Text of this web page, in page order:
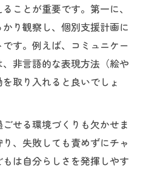
ことが重要です。第一に、
り観察し、個別支援計画に
す。例えば、コミュニケー
非言語的な表現方法（絵や
取り入れると良いでしょ
せる環境づくりも欠かせま
、失敗しても責めずにチャ
は自分らしさを発揮しやす